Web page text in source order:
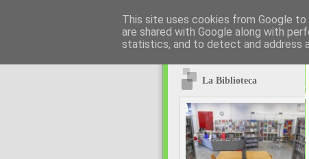
La Biblioteca
This site uses cookies from Google
are shared with Google along with
statistics, and to detect and address